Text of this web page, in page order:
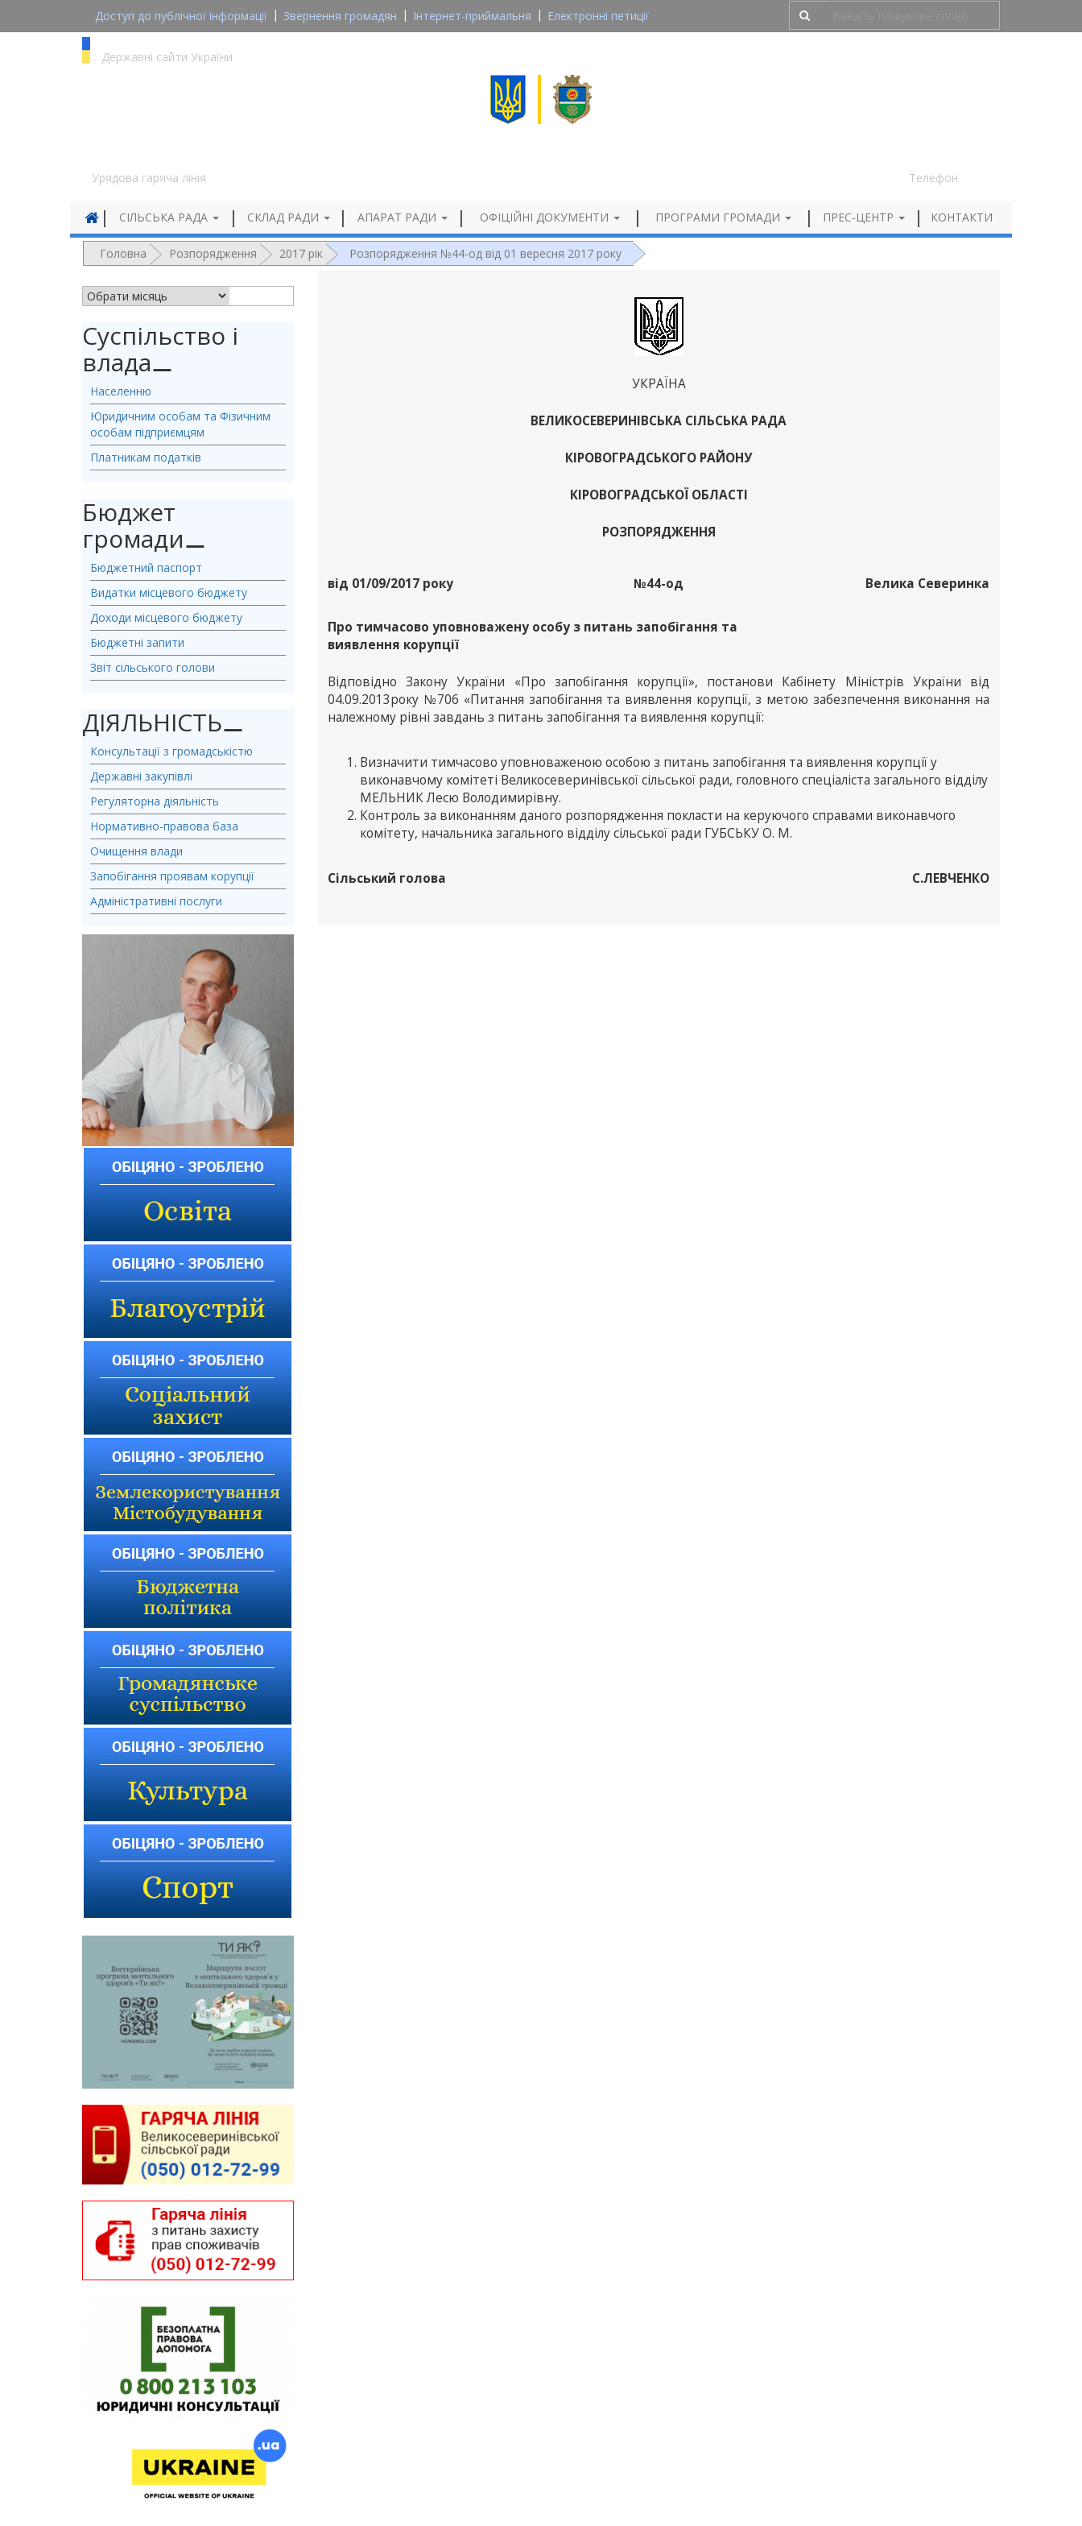
Доступ до публічної інформації Звернення громадян Інтернет-приймальня
Електронні петиції
Державні сайти України
Урядова гаряча лінія Телефон
СІЛЬСЬКА РАДА СКЛАД РАДИ АПАРАТ РАДИ ОФІЦІЙНІ ДОКУМЕНТИ ПРОГРАМИ ГРОМАДИ ПРЕС-ЦЕНТР КОНТАКТИ
Головна Розпорядження 2017 рік Розпорядження №44-од від 01 вересня 2017 року
АРХІВ НОВИН
Суспільство і
влада⚊
Населенню
Юридичним особам та Фізичним
особам підприємцям
Платникам податків
Бюджет
громади⚊
Бюджетний паспорт
Видатки місцевого бюджету
Доходи місцевого бюджету
Бюджетні запити
Звіт сільського голови
ДІЯЛЬНІСТЬ⚊
Консультації з громадськістю
Державні закупівлі
Регуляторна діяльність
Нормативно-правова база
Очищення влади
Запобігання проявам корупції
Адміністративні послуги
УКРАЇНА
ВЕЛИКОСЕВЕРИНІВСЬКА СІЛЬСЬКА РАДА
КІРОВОГРАДСЬКОГО РАЙОНУ
КІРОВОГРАДСЬКОЇ ОБЛАСТІ
РОЗПОРЯДЖЕННЯ
від 01/09/2017 року №44-од Велика Северинка
Про тимчасово уповноважену особу з питань запобігання та
виявлення корупції
Відповідно Закону України «Про запобігання корупції», постанови Кабінету Міністрів України від
04.09.2013року №706 «Питання запобігання та виявлення корупції, з метою забезпечення виконання на
належному рівні завдань з питань запобігання та виявлення корупції:
Визначити тимчасово уповноваженою особою з питань запобігання та виявлення корупції у
виконавчому комітеті Великосеверинівської сільської ради, головного спеціаліста загального відділу
МЕЛЬНИК Лесю Володимирівну.
Контроль за виконанням даного розпорядження покласти на керуючого справами виконавчого
комітету, начальника загального відділу сільської ради ГУБСЬКУ О. М.
Сільський голова С.ЛЕВЧЕНКО